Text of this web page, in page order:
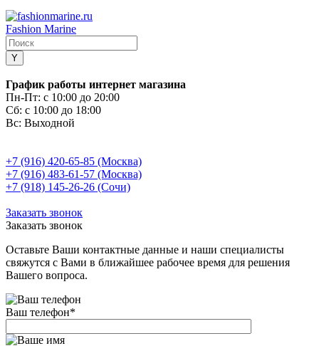
Fashion Marine
График работы интернет магазина
Пн-Пт: с 10:00 до 20:00
Сб: с 10:00 до 18:00
Вс: Выходной
+7 (916) 420-65-85 (Москва)
+7 (916) 483-61-57 (Москва)
+7 (918) 145-26-26 (Сочи)
Заказать звонок
Заказать звонок
Оставьте Ваши контактные данные и наши специалисты
свяжутся с Вами в ближайшее рабочее время для решения
Вашего вопроса.
Ваш телефон*